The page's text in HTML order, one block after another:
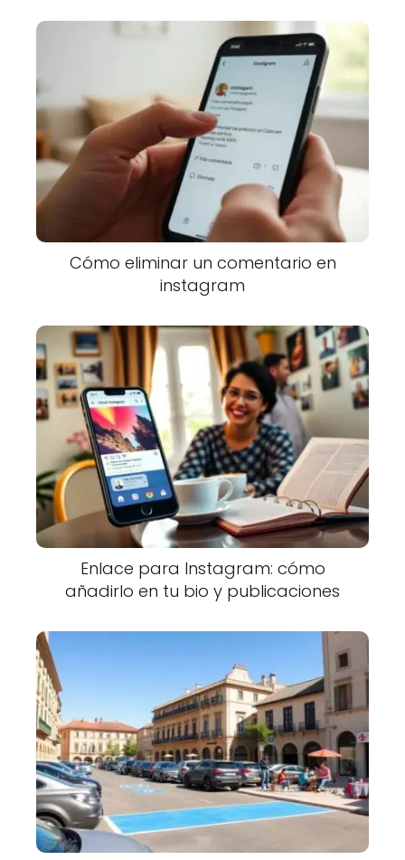
Cómo eliminar un comentario en
instagram
Enlace para Instagram: cómo
añadirlo en tu bio y publicaciones